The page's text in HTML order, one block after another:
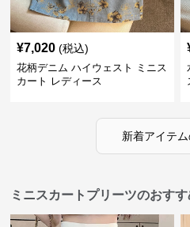
¥7,020 (税込)
花柄デニム ハイウェスト ミニス
カート レディース
新着アイテ
ミニスカートプリーツのおす